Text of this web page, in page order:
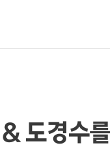
도경수